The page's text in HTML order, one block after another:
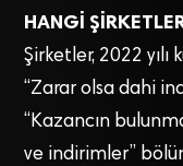
HANGİ
Şirketler, 2022
“Zarar olsa dahi
“Kazancın
ve indirimler”